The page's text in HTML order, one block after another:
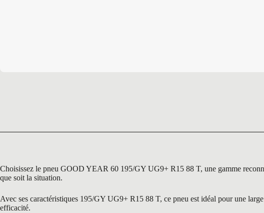
Choisissez le pneu GOOD YEAR 60 195/GY UG9+ R15 88 T, une gamme
que soit la situation.
Avec ses caractéristiques 195/GY UG9+ R15 88 T, ce pneu est idéal pour une
efficacité.